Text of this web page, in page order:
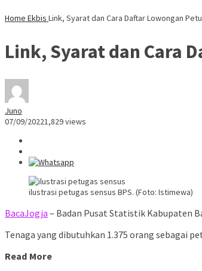
Home Ekbis Link, Syarat dan Cara Daftar Lowongan
Link, Syarat dan Cara
Juno
07/09/20221,829 views
ilustrasi petugas sensus BPS. (Foto: Istimewa)
BacaJogja – Badan Pusat Statistik Kabupaten
Tenaga yang dibutuhkan 1.375 orang sebagai
Read More